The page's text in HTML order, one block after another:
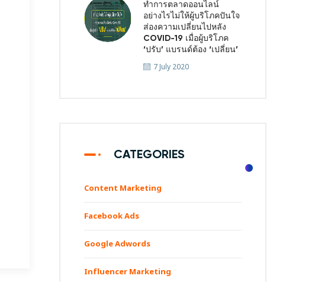
ทำการตลาดออนไลน์
อย่างไรไม่ให้ผู้บริโภคปันใจ
ส่องความเปลี่ยนไปหลัง
COVID-19 เมื่อผู้บริโภค
‘ปรับ’ แบรนด์ต้อง ‘เปลี่ยน’
7 July 2020
CATEGORIES
Content Marketing
Facebook Ads
Google Adwords
Influencer Marketing